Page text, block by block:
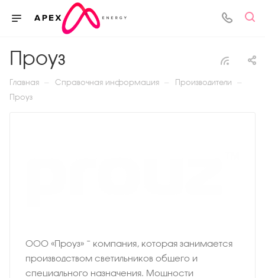
Проуз
Главная — Справочная информация — Производители —
Проуз
ООО «Проуз» − компания, которая занимается
производством светильников общего и
специального назначения. Мощности